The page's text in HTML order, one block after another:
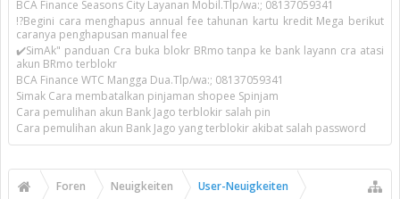
BCA Finance Seasons City Layanan Mobil.Tlp/wa:; 08137059341
!?Begini cara menghapus annual fee tahunan kartu kredit Mega berikut
caranya penghapusan manual fee
✔️SimAk" panduan Cra buka blokr BRmo tanpa ke bank layann cra atasi
akun BRmo terblokr
BCA Finance WTC Mangga Dua.Tlp/wa:; 08137059341
Simak Cara membatalkan pinjaman shopee Spinjam
Cara pemulihan akun Bank Jago terblokir salah pin
Cara pemulihan akun Bank Jago yang terblokir akibat salah password
Foren Neuigkeiten User-Neuigkeiten